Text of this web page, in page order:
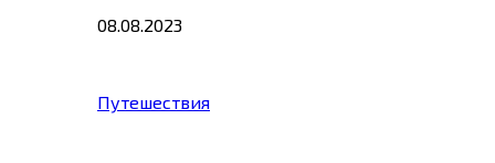
08.08.2023
Путешествия